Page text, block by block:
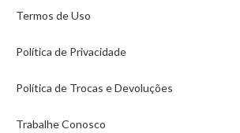
Termos de Uso
Política de Privacidade
Política de Trocas e Devoluções
Trabalhe Conosco